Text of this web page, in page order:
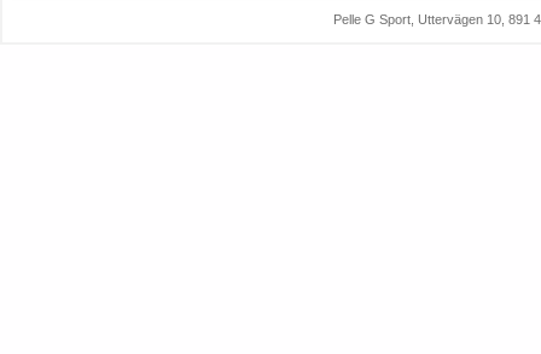
Pelle G Sport, Uttervägen 10, 891